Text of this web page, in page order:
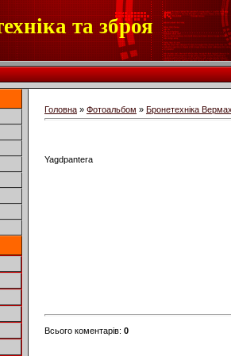
та зброя
Головна » Фотоальбом » Бронетехніка
Yagdpantera
Всього коментарів: 0